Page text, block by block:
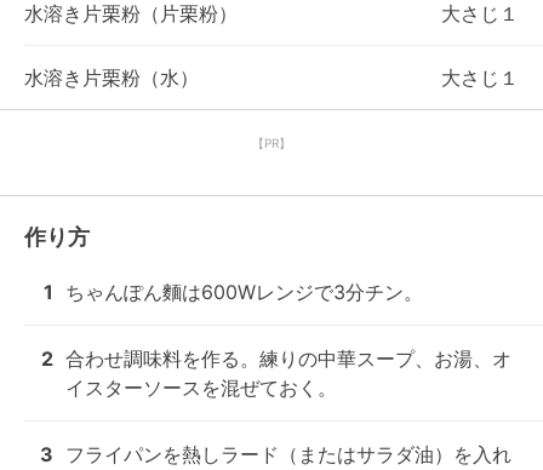
水溶き片栗粉（片栗粉） 大さじ１
水溶き片栗粉（水） 大さじ１
【PR】
作り方
1 ちゃんぽん麵は600Wレンジで3分チン。
2 合わせ調味料を作る。練りの中華スープ、お湯、オ
イスターソースを混ぜておく。
3 フライパンを熱しラード（またはサラダ油）を入れ